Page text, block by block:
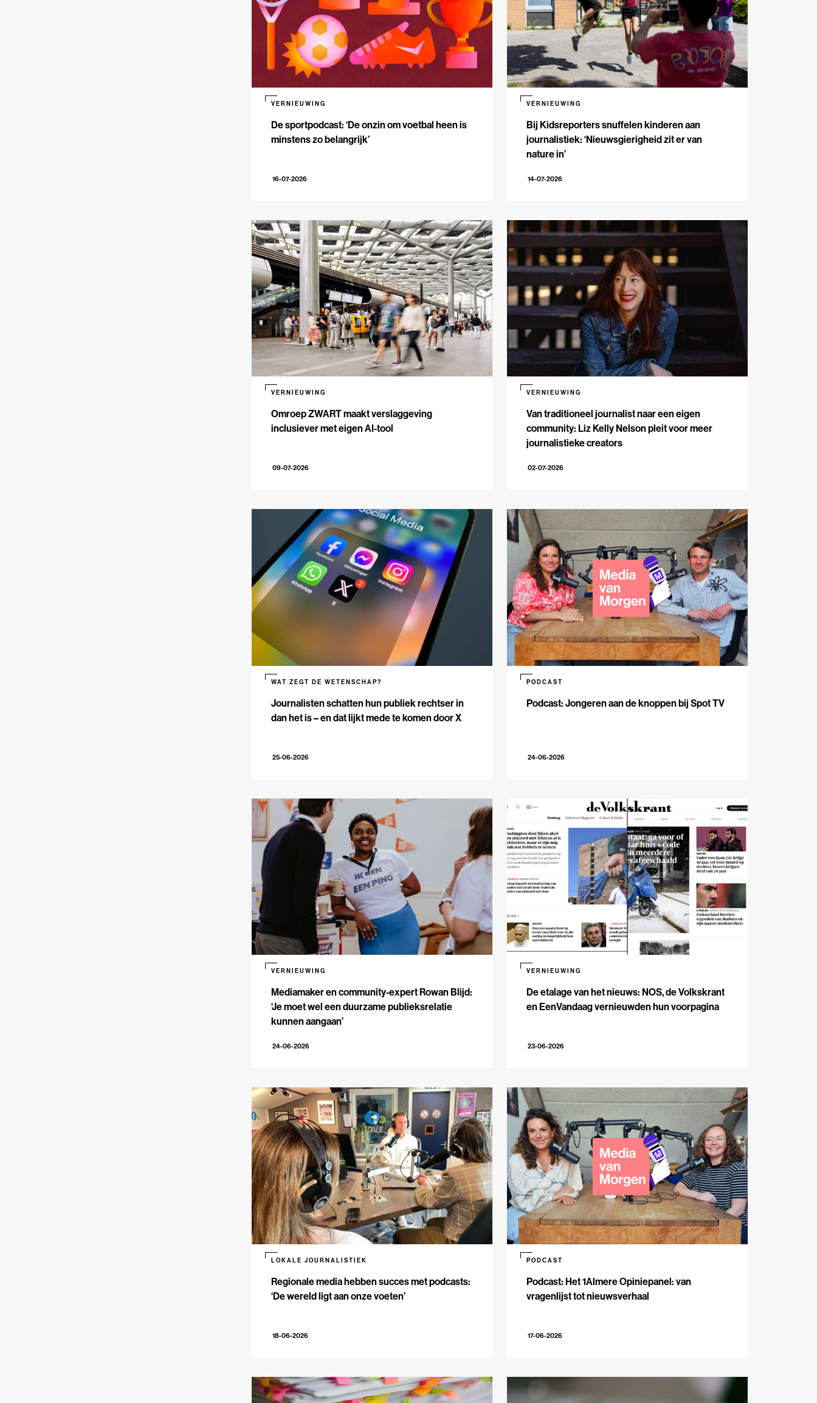
De sportpodcast: ‘De onzin om voetbal heen is
minstens zo belangrijk’
VERNIEUWING
16-07-2026
Bij Kidsreporters snuffelen kinderen aan
journalistiek: ‘Nieuwsgierigheid zit er van
nature in’
VERNIEUWING
14-07-2026
Omroep ZWART maakt verslaggeving
inclusiever met eigen AI-tool
VERNIEUWING
09-07-2026
Van traditioneel journalist naar een eigen
community: Liz Kelly Nelson pleit voor meer
journalistieke creators
VERNIEUWING
02-07-2026
Journalisten schatten hun publiek rechtser in
dan het is – en dat lijkt mede te komen door X
WAT ZEGT DE WETENSCHAP?
25-06-2026
Podcast: Jongeren aan de knoppen bij Spot TV
PODCAST
24-06-2026
Mediamaker en community-expert Rowan Blijd:
‘Je moet wel een duurzame publieksrelatie
kunnen aangaan’
VERNIEUWING
24-06-2026
De etalage van het nieuws: NOS, de Volkskrant
en EenVandaag vernieuwden hun voorpagina
VERNIEUWING
23-06-2026
Regionale media hebben succes met podcasts:
‘De wereld ligt aan onze voeten’
LOKALE JOURNALISTIEK
18-06-2026
Podcast: Het 1Almere Opiniepanel: van
vragenlijst tot nieuwsverhaal
PODCAST
17-06-2026